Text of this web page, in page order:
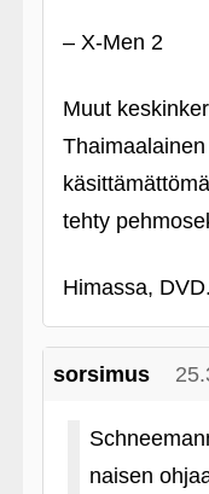
– X-Men 2
Muut
tehty
Himassa, DVD.
sorsimus
naisen